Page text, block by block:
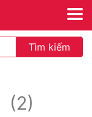
Tìm kiếm
(2)